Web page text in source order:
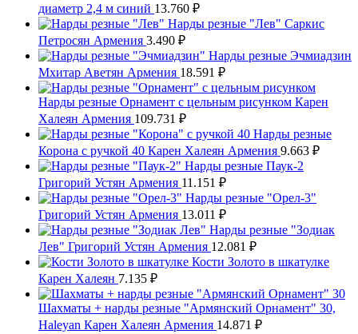
диаметр 2,4 м синий 13.760 ₽
Нарды резные "Лев" Саркис
Петросян Армения 3.490 ₽
Нарды резные Эчмиадзин
Мхитар Аветян Армения 18.591 ₽
Нарды резные Орнамент с цельным рисунком Карен
Халеян Армения 109.731 ₽
Нарды резные
Корона с ручкой 40 Карен Халеян Армения 9.663 ₽
Нарды резные Паук-2
Григорий Устян Армения 11.151 ₽
Нарды резные "Орел-3"
Григорий Устян Армения 13.011 ₽
Нарды резные "Зодиак
Лев" Григорий Устян Армения 12.081 ₽
Кости Золото в шкатулке
Карен Халеян 7.135 ₽
Шахматы + нарды резные "Армянский Орнамент" 30,
Haleyan Карен Халеян Армения 14.871 ₽